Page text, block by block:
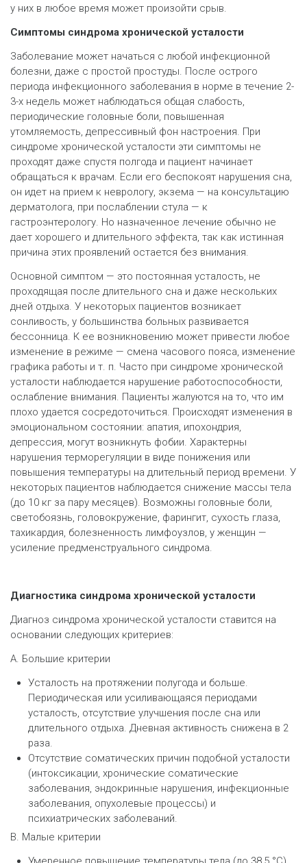
у них в любое время может произойти срыв.
Симптомы синдрома хронической усталости
Заболевание может начаться с любой инфекционной
болезни, даже с простой простуды. После острого
периода инфекционного заболевания в норме в течение 2-
3-х недель может наблюдаться общая слабость,
периодические головные боли, повышенная
утомляемость, депрессивный фон настроения. При
синдроме хронической усталости эти симптомы не
проходят даже спустя полгода и пациент начинает
обращаться к врачам. Если его беспокоят нарушения сна,
он идет на прием к неврологу, экзема — на консультацию
дерматолога, при послаблении стула — к
гастроэнтерологу. Но назначенное лечение обычно не
дает хорошего и длительного эффекта, так как истинная
причина этих проявлений остается без внимания.
Основной симптом — это постоянная усталость, не
проходящая после длительного сна и даже нескольких
дней отдыха. У некоторых пациентов возникает
сонливость, у большинства больных развивается
бессонница. К ее возникновению может привести любое
изменение в режиме — смена часового пояса, изменение
графика работы и т. п. Часто при синдроме хронической
усталости наблюдается нарушение работоспособности,
ослабление внимания. Пациенты жалуются на то, что им
плохо удается сосредоточиться. Происходят изменения в
эмоциональном состоянии: апатия, ипохондрия,
депрессия, могут возникнуть фобии. Характерны
нарушения терморегуляции в виде понижения или
повышения температуры на длительный период времени. У
некоторых пациентов наблюдается снижение массы тела
(до 10 кг за пару месяцев). Возможны головные боли,
светобоязнь, головокружение, фарингит, сухость глаза,
тахикардия, болезненность лимфоузлов, у женщин —
усиление предменструального синдрома.
Диагностика синдрома хронической усталости
Диагноз синдрома хронической усталости ставится на
основании следующих критериев:
A. Большие критерии
Усталость на протяжении полугода и больше.
Периодическая или усиливающаяся периодами
усталость, отсутствие улучшения после сна или
длительного отдыха. Дневная активность снижена в 2
раза.
Отсутствие соматических причин подобной усталости
(интоксикации, хронические соматические
заболевания, эндокринные нарушения, инфекционные
заболевания, опухолевые процессы) и
психиатрических заболеваний.
B. Малые критерии